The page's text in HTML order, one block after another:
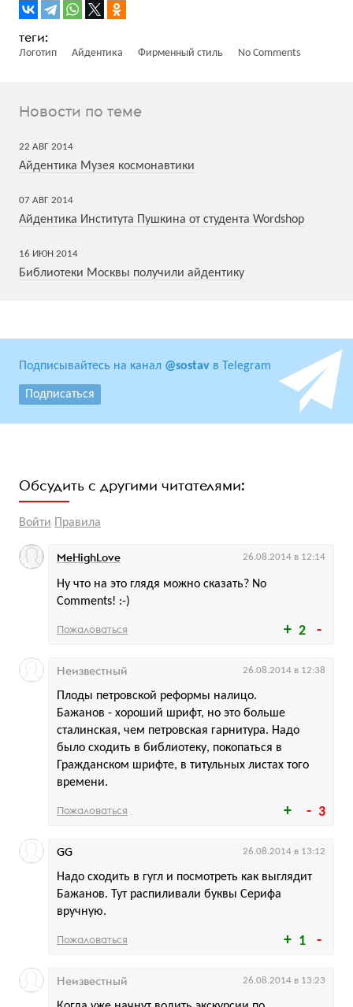
Логотип Айдентика Фирменный стиль No Comments
Новости по теме
22 АВГ 2014
Айдентика Музея космонавтики
07 АВГ 2014
Айдентика Института Пушкина от студента Wordshop
16 ИЮН 2014
Библиотеки Москвы получили айдентику
Подписывайтесь на канал @sostav в Telegram
Подписаться
Обсудить с другими читателями:
Войти Правила
2
Ну что на это глядя можно сказать? No
Comments! :-)
MeHighLove 26.08.2014 в 12:14
Пожаловаться
3
Плоды петровской реформы налицо.
Бажанов - хороший шрифт, но это больше
сталинская, чем петровская гарнитура. Надо
было сходить в библиотеку, покопаться в
Гражданском шрифте, в титульных листах того
времени.
Неизвестный 26.08.2014 в 12:38
Пожаловаться
1
Надо сходить в гугл и посмотреть как выглядит
Бажанов. Тут распиливали буквы Серифа
вручную.
GG 26.08.2014 в 13:12
Пожаловаться
Неизвестный 26.08.2014 в 13:23